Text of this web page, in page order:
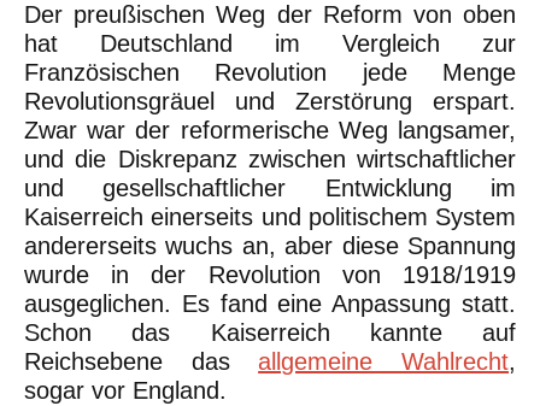
Der preußischen Weg der Reform von oben
hat Deutschland im Vergleich zur
Französischen Revolution jede Menge
Revolutionsgräuel und Zerstörung erspart.
Zwar war der reformerische Weg langsamer,
und die Diskrepanz zwischen wirtschaftlicher
und gesellschaftlicher Entwicklung im
Kaiserreich einerseits und politischem System
andererseits wuchs an, aber diese Spannung
wurde in der Revolution von 1918/1919
ausgeglichen. Es fand eine Anpassung statt.
Schon das Kaiserreich kannte auf
Reichsebene dasallgemeine Wahlrecht,
sogar vor England.